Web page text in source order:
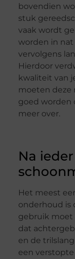
bovendien
stuk
vaak wordt
worden in
vervolgens
Hierdoor
kwaliteit van
moeten deze
goed worden
meer over.
Na
Het meest
onderhoud is
gebruik moet
dat
en de
een